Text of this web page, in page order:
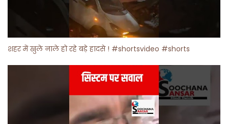
शहर में खुले नाले हो रहे बड़े हादसे ! #shortsvideo #shorts